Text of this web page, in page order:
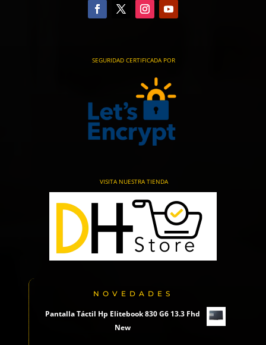
SEGURIDAD CERTIFICADA POR
VISITA NUESTRA TIENDA
NOVEDADES
Pantalla Táctil Hp Elitebook 830 G6 13.3 Fhd
New